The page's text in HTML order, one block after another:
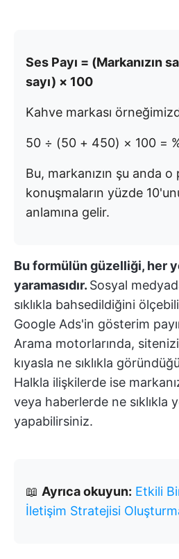
Ses Payı = (Markanızın
sayı) × 100
Kahve markası
50 ÷ (50 + 450) × 100 =
Bu, markanızın şu anda
konuşmaların yüzde
anlamına gelir.
Bu formülün güzelliği, her
yaramasıdır. Sosyal
sıklıkla bahsedildiğini
Google Ads'in gösterim
Arama motorlarında,
kıyasla ne sıklıkla
Halkla ilişkilerde ise
veya haberlerde ne sıklıkla
yapabilirsiniz.
📖 Ayrıca okuyun: Etkili
İletişim Stratejisi